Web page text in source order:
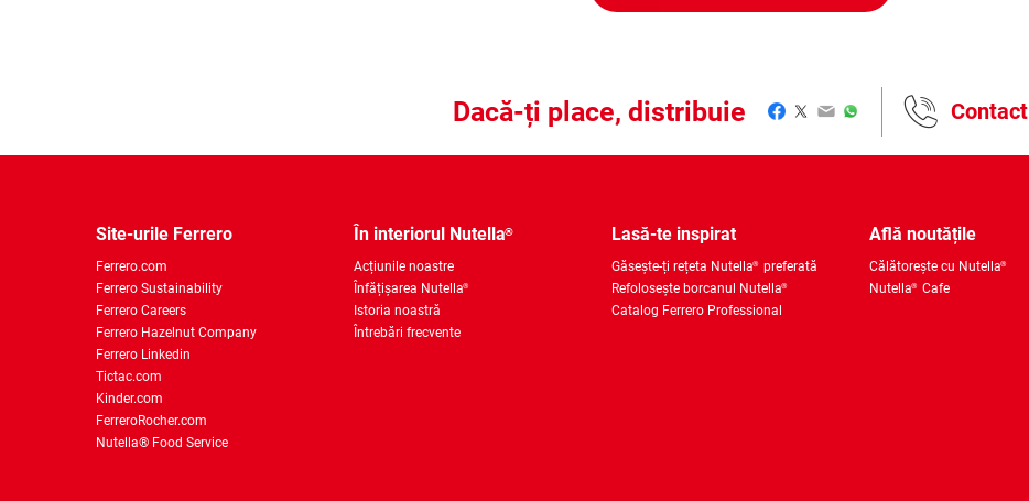
Dacă-ți place, distribuie Facebook
Twitter
EmailWhatsApp Contact
Site-urile Ferrero
Ferrero.com
Ferrero Sustainability
Ferrero Careers
Ferrero Hazelnut Company
Ferrero Linkedin
Tictac.com
Kinder.com
FerreroRocher.com
Nutella® Food Service
În interiorul Nutella®
Acțiunile noastre
Înfățișarea Nutella®
Istoria noastră
Întrebări frecvente
Lasă-te inspirat
Găsește-ți rețeta Nutella® preferată
Refolosește borcanul Nutella®
Catalog Ferrero Professional
Află noutățile
Călătorește cu Nutella®
Nutella® Cafe